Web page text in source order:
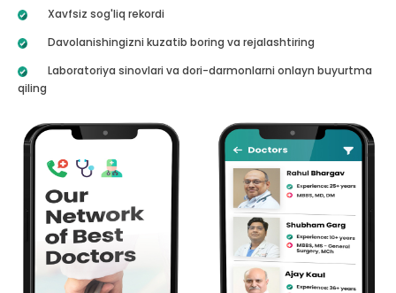
Xavfsiz sog'liq rekordi
Davolanishingizni kuzatib boring va rejalashtiring
Laboratoriya sinovlari va dori-darmonlarni onlayn buyurtma
qiling